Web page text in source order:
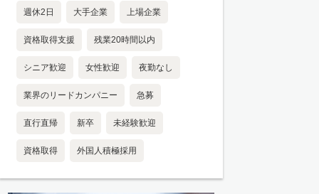
週休2日 大手企業 上場企業
資格取得支援 残業20時間以内
シニア歓迎 女性歓迎 夜勤なし
業界のリードカンパニー 急募
直行直帰 新卒 未経験歓迎
資格取得 外国人積極採用